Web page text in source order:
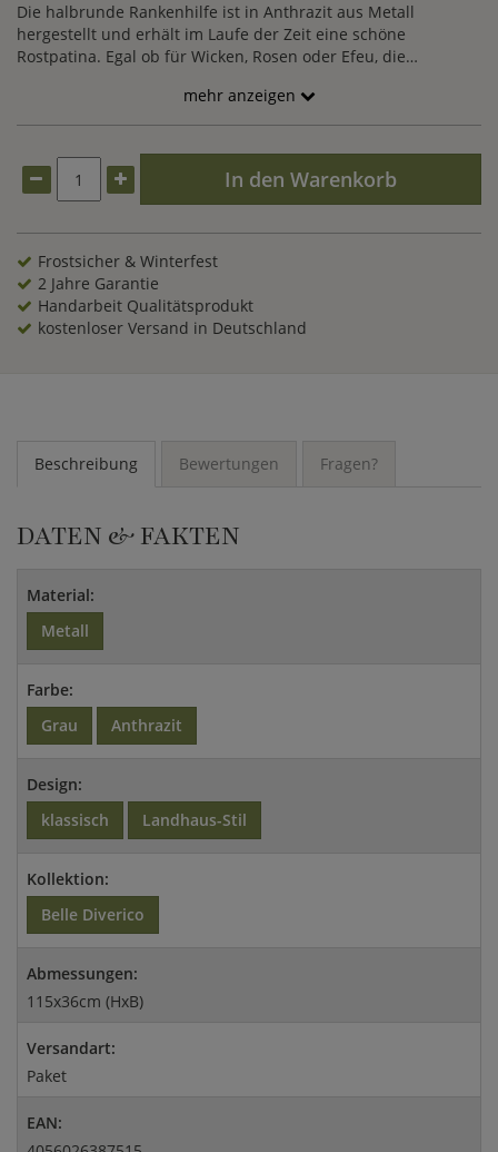
Die halbrunde Rankenhilfe ist in Anthrazit aus Metall
hergestellt und erhält im Laufe der Zeit eine schöne
Rostpatina. Egal ob für Wicken, Rosen oder Efeu, die
mehr anzeigen
In den Warenkorb
Frostsicher & Winterfest
2 Jahre Garantie
Handarbeit Qualitätsprodukt
kostenloser Versand in Deutschland
Beschreibung Bewertungen Fragen?
DATEN & FAKTEN
Material:
Metall
Farbe:
Grau
Anthrazit
Design:
klassisch
Landhaus-Stil
Kollektion:
Belle Diverico
Abmessungen:
115x36cm (HxB)
Versandart:
Paket
EAN: